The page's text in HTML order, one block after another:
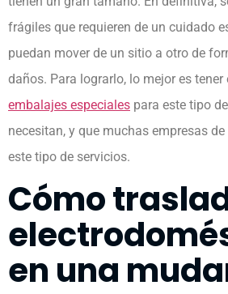
frágiles que requieren de un cuidado
puedan mover de un sitio a otro de
daños. Para lograrlo, lo mejor es tener
embalajes especiales para este tipo
necesitan, y que muchas empresas
este tipo de servicios.
Cómo
en una